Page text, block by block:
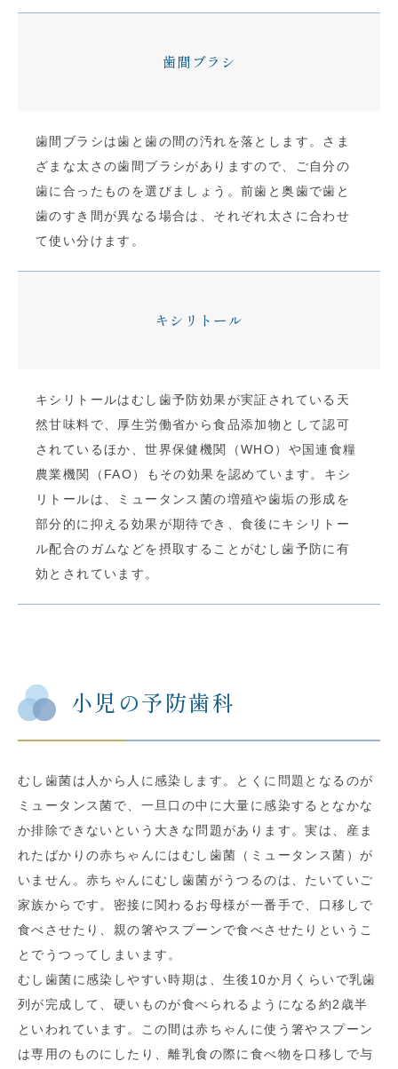
歯間ブラシ
歯間ブラシは歯と歯の間の汚れを落とします。さま
ざまな太さの歯間ブラシがありますので、ご自分の
歯に合ったものを選びましょう。前歯と奥歯で歯と
歯のすき間が異なる場合は、それぞれ太さに合わせ
て使い分けます。
キシリトール
キシリトールはむし歯予防効果が実証されている天
然甘味料で、厚生労働省から食品添加物として認可
されているほか、世界保健機関（WHO）や国連食糧
農業機関（FAO）もその効果を認めています。キシ
リトールは、ミュータンス菌の増殖や歯垢の形成を
部分的に抑える効果が期待でき、食後にキシリトー
ル配合のガムなどを摂取することがむし歯予防に有
効とされています。
小児の予防歯科
むし歯菌は人から人に感染します。とくに問題となるのが
ミュータンス菌で、一旦口の中に大量に感染するとなかな
か排除できないという大きな問題があります。実は、産ま
れたばかりの赤ちゃんにはむし歯菌（ミュータンス菌）が
いません。赤ちゃんにむし歯菌がうつるのは、たいていご
家族からです。密接に関わるお母様が一番手で、口移しで
食べさせたり、親の箸やスプーンで食べさせたりというこ
とでうつってしまいます。
むし歯菌に感染しやすい時期は、生後10か月くらいで乳歯
列が完成して、硬いものが食べられるようになる約2歳半
といわれています。この間は赤ちゃんに使う箸やスプーン
は専用のものにしたり、離乳食の際に食べ物を口移しで与